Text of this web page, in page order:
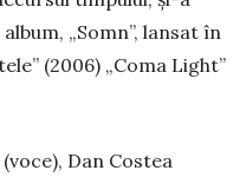
„Somn”, lansat în
(2006) „Coma Light”
Dan Costea